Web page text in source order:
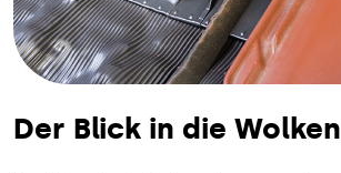
Der Blick in die Wolken